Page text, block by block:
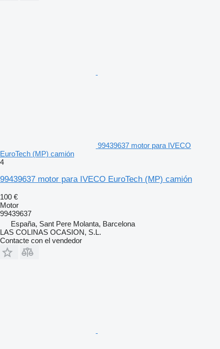
99439637 motor para IVECO
EuroTech (MP) camión
4
99439637 motor para IVECO EuroTech (MP) camión
100 €
Motor
99439637
España, Sant Pere Molanta, Barcelona
LAS COLINAS OCASION, S.L.
Contacte con el vendedor